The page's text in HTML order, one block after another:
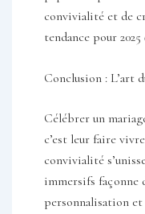
convivialité et de
tendance pour
Conclusion : L’art
Célébrer un
c’est leur faire
convivialité
immersifs façonne
personnalisation et